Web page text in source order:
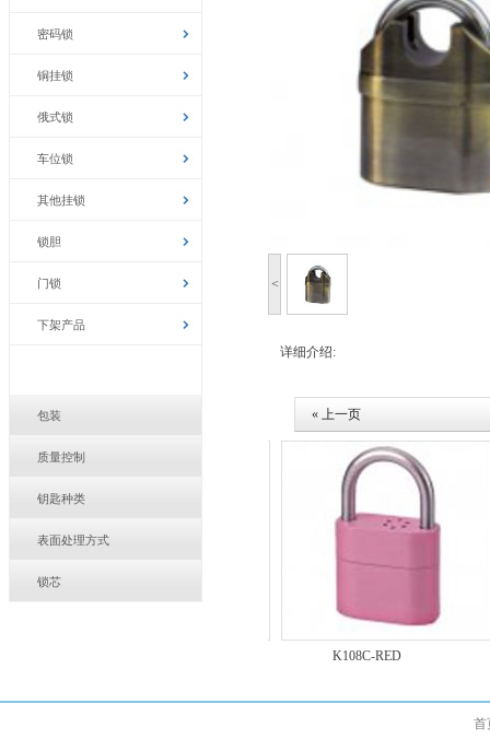
密码锁
铜挂锁
俄式锁
车位锁
其他挂锁
锁胆
门锁
下架产品
包装
质量控制
钥匙种类
表面处理方式
锁芯
<
详细介绍:
« 上一页
K108C-RED
首页 | 关于我们